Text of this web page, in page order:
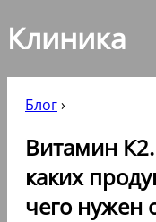
Клиника
Блог›
Витамин
каких
чего нужен